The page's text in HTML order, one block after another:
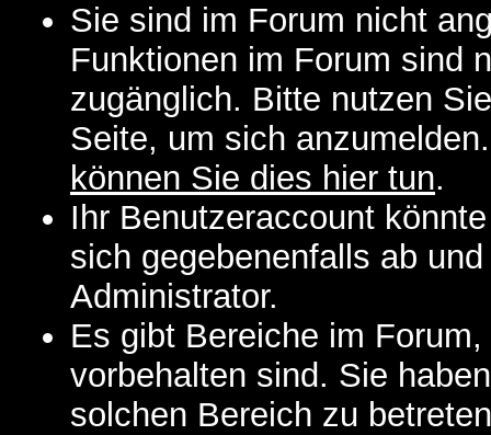
Sie sind im Forum nicht
Funktionen im Forum sind
zugänglich. Bitte nutzen
Seite, um sich
können Sie dies hier tun.
Ihr Benutzeraccount
sich gegebenenfalls ab
Administrator.
Es gibt Bereiche im
vorbehalten sind. Sie
solchen Bereich zu